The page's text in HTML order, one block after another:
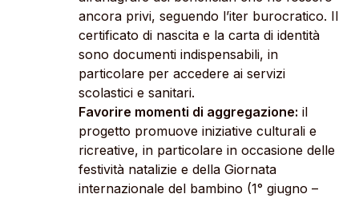
ancora privi, seguendo l’iter burocratico. Il
certificato di nascita e la carta di identità
sono documenti indispensabili, in
particolare per accedere ai servizi
scolastici e sanitari.
Favorire momenti di aggregazione: il
progetto promuove iniziative culturali e
ricreative, in particolare in occasione delle
festività natalizie e della Giornata
internazionale del bambino (1° giugno –